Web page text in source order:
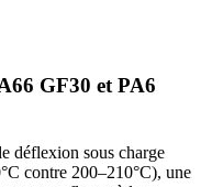
GF30 et PA6
déflexion sous charge
contre 200–210°C), une